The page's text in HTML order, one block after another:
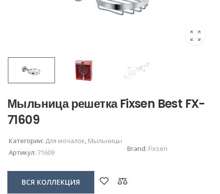
Мыльница решетка Fixsen Best FX-
71609
Категории: Для мочалок, Мыльницы
Артикул: 71609 Brand: Fixsen
ВСЯ КОЛЛЕКЦИЯ